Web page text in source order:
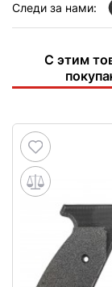
Следи за нами:
С этим